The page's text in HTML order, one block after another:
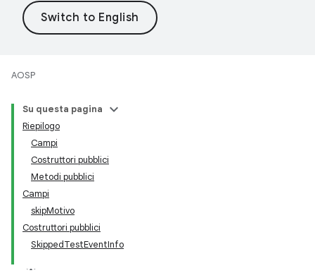
AOSP
Su questa pagina
Riepilogo
Campi
Costruttori pubblici
Metodi pubblici
Campi
skipMotivo
Costruttori pubblici
SkippedTestEventInfo